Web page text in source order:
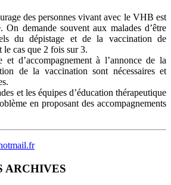
des personnes vivant avec le VHB est
On demande souvent aux malades d’être
du dépistage et de la vaccination de
le cas que 2 fois sur 3.
et d’accompagnement à l’annonce de la
de la vaccination sont nécessaires et
et les équipes d’éducation thérapeutique
en proposant des accompagnements
ARCHIVES